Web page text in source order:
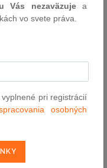
alebo právna due
a analýzu právneho
investora spoločnosti,
súlad s právnymi
a záväzkov.
odhalenie právnych
dopad na podnikanie
neprimeraných
charakter alebo
Vás nezaväzujea
vo svete práva.
pri registrácií
osobných